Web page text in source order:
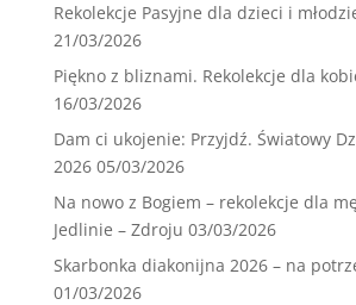
Rekolekcje Pasyjne dla dzieci i
21/03/2026
Piękno z bliznami. Rekolekcje dla
16/03/2026
Dam ci ukojenie: Przyjdź. Światowy
2026 05/03/2026
Na nowo z Bogiem – rekolekcje dla
Jedlinie – Zdroju 03/03/2026
Skarbonka diakonijna 2026 – na
01/03/2026